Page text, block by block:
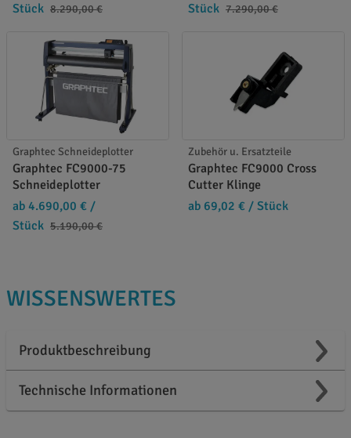
Stück 8.290,00 €
Stück 7.290,00 €
Graphtec Schneideplotter
Graphtec FC9000-75
Schneideplotter
ab 4.690,00 € /
Stück 5.190,00 €
Zubehör u. Ersatzteile
Graphtec FC9000 Cross
Cutter Klinge
ab 69,02 € / Stück
WISSENSWERTES
Produktbeschreibung
Technische Informationen